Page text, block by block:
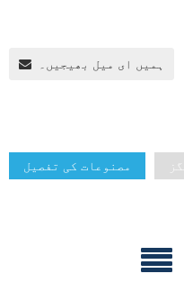
ہمیں ای میل بھیجیں۔
مصنوعات کی تفصیل